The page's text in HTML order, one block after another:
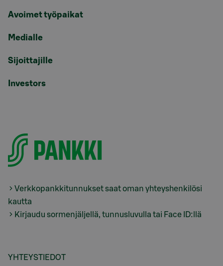
Avoimet työpaikat
Medialle
Sijoittajille
Investors
Verkkopankkitunnukset saat oman yhteyshenkilösi
kautta
Kirjaudu sormenjäljellä, tunnusluvulla tai Face ID:llä
YHTEYSTIEDOT